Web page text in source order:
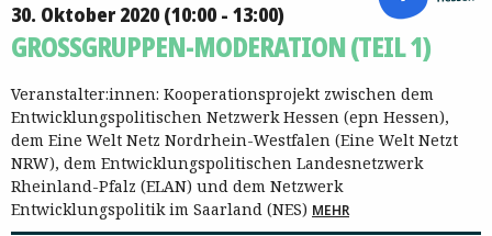
30. Oktober 2020 (10:00 - 13:00)
GROSSGRUPPEN-MODERATION (TEIL 1)
Veranstalter:innen: Kooperationsprojekt zwischen dem
Entwicklungspolitischen Netzwerk Hessen (epn Hessen),
dem Eine Welt Netz Nordrhein-Westfalen (Eine Welt Netzt
NRW), dem Entwicklungspolitischen Landesnetzwerk
Rheinland-Pfalz (ELAN) und dem Netzwerk
Entwicklungspolitik im Saarland (NES) MEHR